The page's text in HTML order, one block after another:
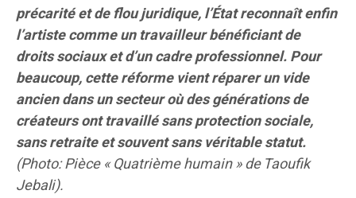
précarité et de flou juridique, l’État reconnaît enfin
l’artiste comme un travailleur bénéficiant de
droits sociaux et d’un cadre professionnel. Pour
beaucoup, cette réforme vient réparer un vide
ancien dans un secteur où des générations de
créateurs ont travaillé sans protection sociale,
sans retraite et souvent sans véritable statut.
(Photo: Pièce « Quatrième humain » de Taoufik
Jebali).